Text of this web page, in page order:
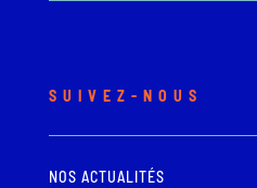
SUIVEZ-NOUS
NOS ACTUALITÉS